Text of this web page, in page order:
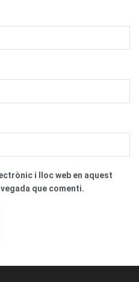
i lloc web en aquest
que comenti.